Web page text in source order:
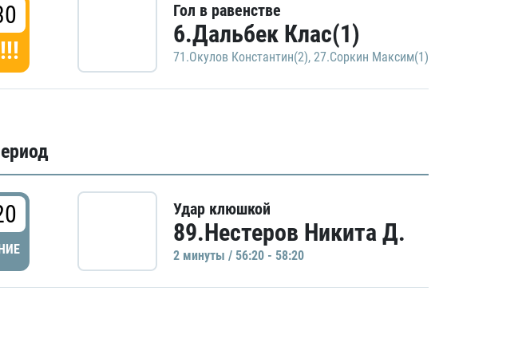
Гол в равенстве
6.Дальбек Клас(1)
71.Окулов Константин(2), 27.Соркин Максим(1)
Удар клюшкой
89.Нестеров Никита Д.
2 минуты / 56:20 - 58:20